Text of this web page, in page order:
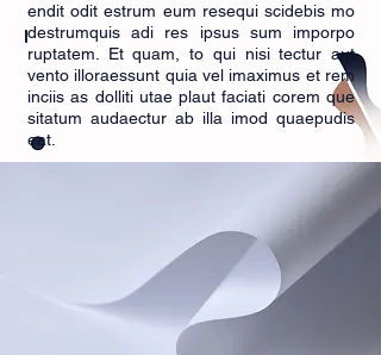
endit odit estrum eum resequi scidebis mo
destrumquis adi res ipsus sum imporpo
ruptatem. Et quam, to qui nisi tectur aut
vento illoraessunt quia vel imaximus et rem
inciis as dolliti utae plaut faciati corem que
sitatum audaectur ab illa imod quaepudis
eat.